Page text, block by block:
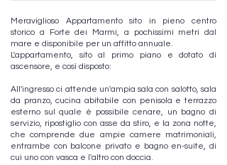
Meraviglioso Appartamento sito in pieno centro
storico a Forte dei Marmi, a pochissimi metri dal
mare e disponibile per un affitto annuale.
L'appartamento, sito al primo piano e dotato di
ascensore, e così disposto:
All'ingresso ci attende un'ampia sala con salotto, sala
da pranzo, cucina abitabile con penisola e terrazzo
esterno sul quale è possibile cenare, un bagno di
servizio, ripostiglio con asse da stiro, e la zona notte,
che comprende due ampie camere matrimoniali,
entrambe con balcone privato e bagno en-suite, di
cui uno con vasca e l'altro con doccia.